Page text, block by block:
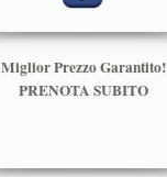
Miglior Prezzo Garantito!
PRENOTA SUBITO